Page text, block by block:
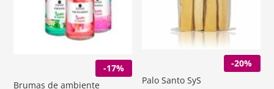
-17%
Brumas de ambiente
-20%
Palo Santo SyS